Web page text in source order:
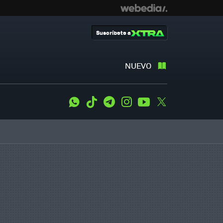
NUEVO
Suscríbete a
WhatsApp
Tiktok TelegramInstagramYoutube